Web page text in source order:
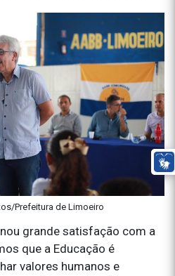
Prefeitura de Limoeiro
grande satisfação com a
que a Educação é
valores humanos e